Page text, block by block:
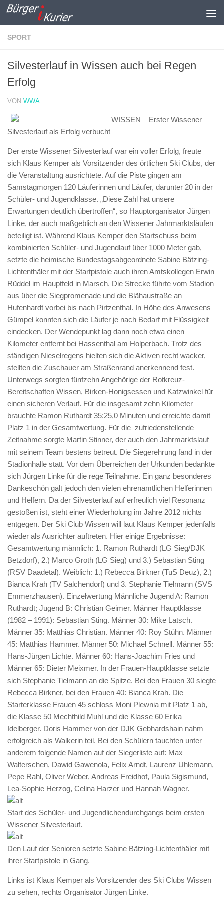
Zum Inhalt springen
SPORT
Silvesterlauf in Wissen auch bei Regen
Erfolg
VON WWA
WISSEN – Erster Wissener
Silvesterlauf als Erfolg verbucht –
Der erste Wissener Silvesterlauf war ein voller Erfolg, freute
sich Klaus Kemper als Vorsitzender des örtlichen Ski Clubs, der
die Veranstaltung ausrichtete. Auf die Piste gingen am
Samstagmorgen 120 Läuferinnen und Läufer, darunter 20 in der
Schüler- und Jugendklasse. „Diese Zahl hat unsere
Erwartungen deutlich übertroffen“, so Hauptorganisator Jürgen
Linke, der auch maßgeblich an den Wissener Jahrmarktsläufen
beteiligt ist. Während Klaus Kemper den Startschuss beim
kombinierten Schüler- und Jugendlauf über 1000 Meter gab,
setzte die heimische Bundestagsabgeordnete Sabine Bätzing-
Lichtenthäler mit der Startpistole auch ihren Amtskollegen Erwin
Rüddel im Hauptfeld in Marsch. Die Strecke führte vom Stadion
aus über die Siegpromenade und die Blähaustraße an
Hufenhardt vorbei bis nach Pirtzenthal. In Höhe des Anwesens
Gümpel konnten sich die Läufer je nach Bedarf mit Flüssigkeit
eindecken. Der Wendepunkt lag dann noch etwa einen
Kilometer entfernt bei Hassenthal am Holperbach. Trotz des
ständigen Nieselregens hielten sich die Aktiven recht wacker,
stellten die Zuschauer am Straßenrand anerkennend fest.
Unterwegs sorgten fünfzehn Angehörige der Rotkreuz-
Bereitschaften Wissen, Birken-Honigsessen und Katzwinkel für
einen sicheren Verlauf. Für die insgesamt zehn Kilometer
brauchte Ramon Ruthardt 35:25,0 Minuten und erreichte damit
Platz 1 in der Gesamtwertung. Für die zufriedenstellende
Zeitnahme sorgte Martin Stinner, der auch den Jahrmarktslauf
mit seinem Team bestens betreut. Die Siegerehrung fand in der
Stadionhalle statt. Vor dem Überreichen der Urkunden bedankte
sich Jürgen Linke für die rege Teilnahme. Ein ganz besonderes
Dankeschön galt jedoch den vielen ehrenamtlichen Helferinnen
und Helfern. Da der Silvesterlauf auf erfreulich viel Resonanz
gestoßen ist, steht einer Wiederholung im Jahre 2012 nichts
entgegen. Der Ski Club Wissen will laut Klaus Kemper jedenfalls
wieder als Ausrichter auftreten. Hier einige Ergebnisse:
Gesamtwertung männlich: 1. Ramon Ruthardt (LG Sieg/DJK
Betzdorf), 2.) Marco Groth (LG Sieg) und 3.) Sebastian Sting
(RSV Daadetal). Weiblich: 1.) Rebecca Birkner (TuS Deuz), 2.)
Bianca Krah (TV Salchendorf) und 3. Stephanie Tielmann (SVS
Emmerzhausen). Einzelwertung Männliche Jugend A: Ramon
Ruthardt; Jugend B: Christian Geimer. Männer Hauptklasse
(1982 – 1991): Sebastian Sting. Männer 30: Mike Latsch.
Männer 35: Matthias Christian. Männer 40: Roy Stühn. Männer
45: Matthias Hammer. Männer 50: Michael Schnell. Männer 55:
Hans-Jürgen Lichte. Männer 60: Hans-Joachim Fries und
Männer 65: Dieter Meixmer. In der Frauen-Hauptklasse setzte
sich Stephanie Tielmann an die Spitze. Bei den Frauen 30 siegte
Rebecca Birkner, bei den Frauen 40: Bianca Krah. Die
Starterklasse Frauen 45 schloss Moni Plewnia mit Platz 1 ab,
die Klasse 50 Mechthild Muhl und die Klasse 60 Erika
Idelberger. Doris Hammer von der DJK Gebhardshain nahm
erfolgreich als Walkerin teil. Bei den Schülern tauchten unter
anderem folgende Namen auf der Siegerliste auf: Max
Walterschen, Dawid Gawenola, Felix Arndt, Laurenz Uhlemann,
Pepe Rahl, Oliver Weber, Andreas Freidhof, Paula Sigismund,
Lea-Sophie Herzog, Celina Harzer und Hannah Wagner.
Start des Schüler- und Jugendlichendurchgangs beim ersten
Wissener Silvesterlauf.
Den Lauf der Senioren setzte Sabine Bätzing-Lichtenthäler mit
ihrer Startpistole in Gang.
Links ist Klaus Kemper als Vorsitzender des Ski Clubs Wissen
zu sehen, rechts Organisator Jürgen Linke.